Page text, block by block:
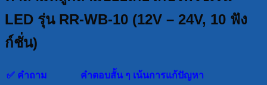
LED รุ่น RR-WB-10 (12V – 24V, 10 ฟัง
ก์ชั่น)
✅ คำถาม
คำตอบสั้น ๆ เน้นการแก้ปัญหา